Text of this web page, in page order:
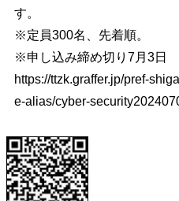
す。
※定員300名、先着順。
※申し込み締め切り7月3日
https://ttzk.graffer.jp/pref-
e-alias/cyber-